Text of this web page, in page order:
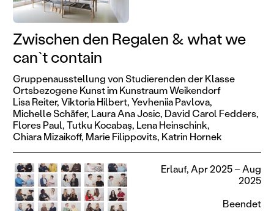
Zwischen den Regalen & what we
can`t contain
Gruppenausstellung von Studierenden der Klasse
Ortsbezogene Kunst im Kunstraum Weikendorf
Lisa Reiter,Viktoria Hilbert,Yevheniia Pavlova,
Michelle Schäfer, Laura Ana Josic, David Carol Fedders,
Flores Paul,Tutku Kocabaş, Lena Heinschink,
Chiara Mizaikoff, Marie Filippovits, Katrin Hornek
Erlauf, Apr 2025 – Aug
2025
Beendet